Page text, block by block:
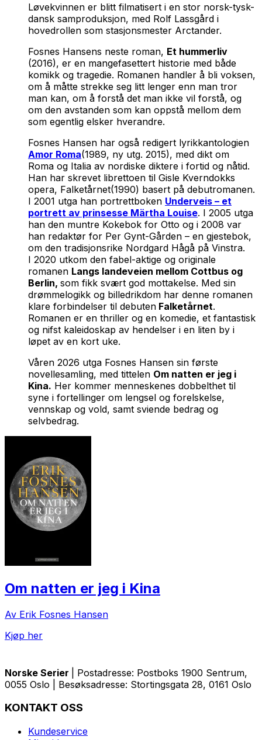
Løvekvinnen er blitt filmatisert i en stor norsk-tysk-
dansk samproduksjon, med Rolf Lassgård i
hovedrollen som stasjonsmester Arctander.
Fosnes Hansens neste roman, Et hummerliv
(2016), er en mangefasettert historie med både
komikk og tragedie. Romanen handler å bli voksen,
om å måtte strekke seg litt lenger enn man tror
man kan, om å forstå det man ikke vil forstå, og
om den avstanden som kan oppstå mellom dem
som egentlig elsker hverandre.
Fosnes Hansen har også redigert lyrikkantologien
Amor Roma(1989, ny utg. 2015), med dikt om
Roma og Italia av nordiske diktere i fortid og nåtid.
Han har skrevet librettoen til Gisle Kverndokks
opera, Falketårnet(1990) basert på debutromanen.
I 2001 utga han portrettboken Underveis – et
portrett av prinsesse Märtha Louise. I 2005 utga
han den muntre Kokebok for Otto og i 2008 var
han redaktør for Per Gynt-Gården – en gjestebok,
om den tradisjonsrike Nordgard Hågå på Vinstra.
I 2020 utkom den fabel-aktige og originale
romanen Langs landeveien mellom Cottbus og
Berlin, som fikk svært god mottakelse. Med sin
drømmelogikk og billedrikdom har denne romanen
klare forbindelser til debuten Falketårnet.
Romanen er en thriller og en komedie, et fantastisk
og nifst kaleidoskap av hendelser i en liten by i
løpet av en kort uke.
Våren 2026 utga Fosnes Hansen sin første
novellesamling, med tittelen Om natten er jeg i
Kina. Her kommer menneskenes dobbelthet til
syne i fortellinger om lengsel og forelskelse,
vennskap og vold, samt sviende bedrag og
selvbedrag.
Om natten er jeg i Kina
Av Erik Fosnes Hansen
Kjøp her
Norske Serier
| Postadresse: Postboks 1900 Sentrum,
0055 Oslo | Besøksadresse: Stortingsgata 28, 0161 Oslo
KONTAKT OSS
Kundeservice